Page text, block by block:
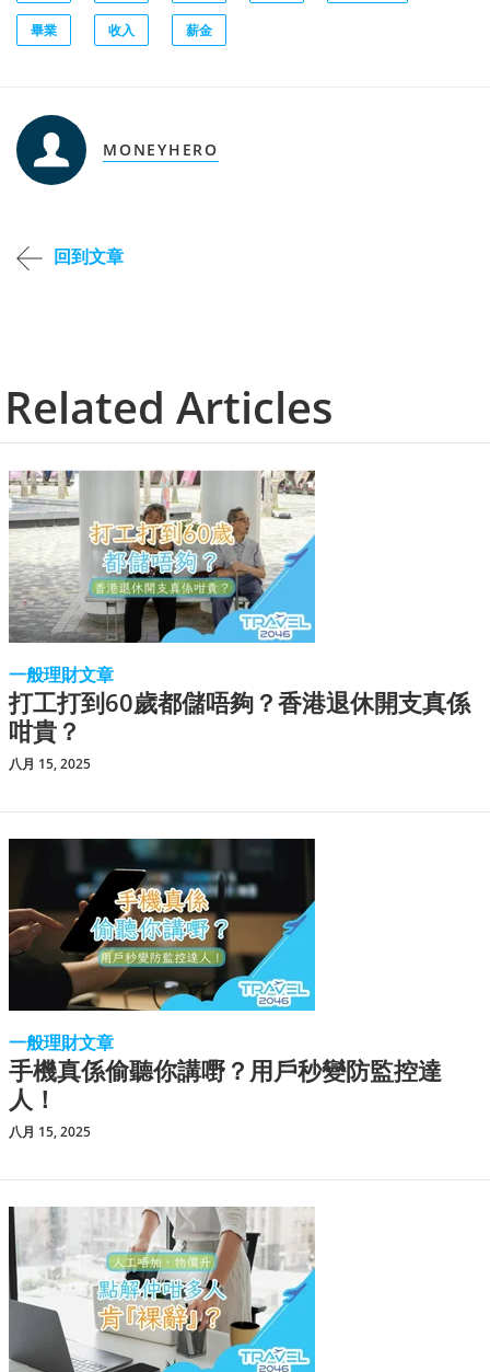
畢業 收入 薪金
MONEYHERO
回到文章
Related Articles
一般理財文章
打工打到60歲都儲唔夠？香港退休開支真係
咁貴？
八月 15, 2025
一般理財文章
手機真係偷聽你講嘢？用戶秒變防監控達
人！
八月 15, 2025